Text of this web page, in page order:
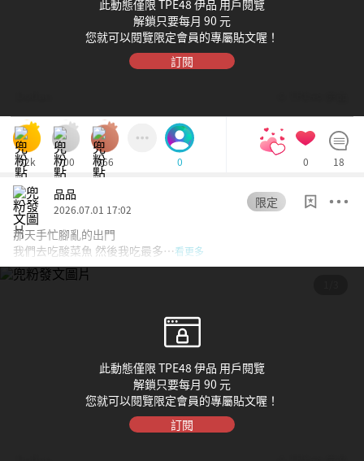
立刻為您增加1,000個愛心！
確認購買
此動態僅限 TPE48 伊品 用戶閱覽
解鎖只要每月 90 元
您就可以閱覽限定會員的專屬貼文喔！
訂閱
52k 700 666 0 0 18
品品
2026.07.01 17:02
限定
那天手忙腳亂的出門
我們去吃酸菜魚 然後我吃最多…看更多
此動態僅限 TPE48 伊品 用戶閱覽
解鎖只要每月 90 元
您就可以閱覽限定會員的專屬貼文喔！
訂閱